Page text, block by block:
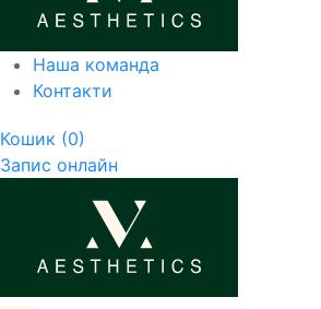
Наша команда
Контакти
Кошик (0)
Запис онлайн